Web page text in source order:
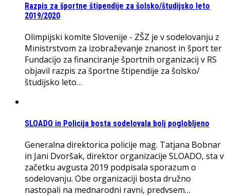
Razpis za športne štipendije za šolsko/študijsko leto
2019/2020
Olimpijski komite Slovenije - ZŠZ je v sodelovanju z
Ministrstvom za izobraževanje znanost in šport ter
Fundacijo za financiranje športnih organizacij v RS
objavil razpis za športne štipendije za šolsko/
študijsko leto…
SLOADO in Policija bosta sodelovala bolj poglobljeno
Generalna direktorica policije mag. Tatjana Bobnar
in Jani Dvoršak, direktor organizacije SLOADO, sta v
začetku avgusta 2019 podpisala sporazum o
sodelovanju. Obe organizaciji bosta družno
nastopali na mednarodni ravni, predvsem…